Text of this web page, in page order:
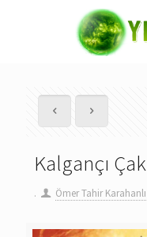
Kalgançı Çak
. Ömer Tahir Karahanlı